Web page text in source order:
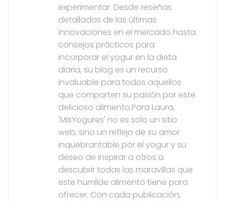
experimentar. Desde reseñas
detalladas de las últimas
innovaciones en el mercado hasta
consejos prácticos para
incorporar el yogur en la dieta
diaria, su blog es un recurso
invaluable para todos aquellos
que comparten su pasión por este
delicioso alimento.Para Laura,
'MisYogures' no es solo un sitio
web, sino un reflejo de su amor
inquebrantable por el yogur y su
deseo de inspirar a otros a
descubrir todas las maravillas que
este humilde alimento tiene para
ofrecer. Con cada publicación,